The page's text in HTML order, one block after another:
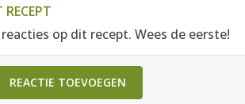
RECEPT
op dit recept. Wees de eerste!
REACTIE TOEVOEGEN